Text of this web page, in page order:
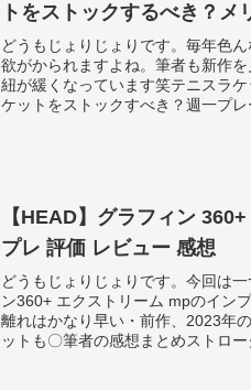
トをストックするべき？メ
どうもじょりじょりです。毎年色
欲がかられますよね。筆者も新作
紐が緩くなっています笑テニスラ
ケットをストックすべき？週一プ
【HEAD】グラフィン
プレ 評価 レビュー 感想
どうもじょりじょりです。今回は
ン360+ エクストリーム mpのイ
離れはかなり早い・前作、2023年
ットも〇筆者の感想まとめストロ